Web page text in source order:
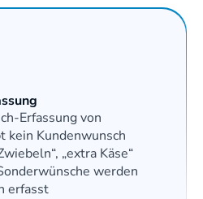
Erfassung von
kein Kundenwunsch
„extra Käse“
werden
erfasst